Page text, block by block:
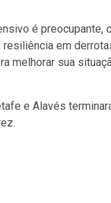
é
em
melhorar sua
e Alavés